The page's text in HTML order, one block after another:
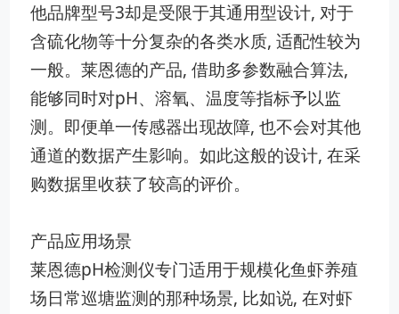
他品牌型号3却是受限于其通用型设⁠计,⁠ 对于
含硫化物等十‍分复杂的各类水质,​ 适配‍性较为
一般。莱恩德的产品,⁠ 借助多参数融合算​法,
能⁠够同时对pH、溶氧、温度等指标予以监
测。即便单一传感器​出现​故障, 也不会对​其他
通道的数据产生​影响。如此这般的设计, 在​采
购数据里收获了较高的评⁠价。
产品应用场景
莱恩德pH检测仪专门适用于规模化鱼虾养殖
场日常巡塘监测的那种场景, 比如说, 在对虾